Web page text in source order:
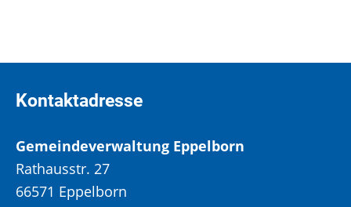
Kontaktadresse
Gemeindeverwaltung Eppelborn
Rathausstr. 27
66571 Eppelborn